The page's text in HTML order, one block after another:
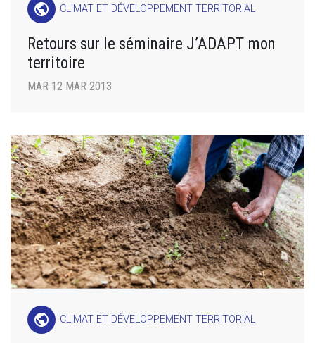
public CLIMAT ET DÉVELOPPEMENT TERRITORIAL
Retours sur le séminaire J’ADAPT mon
territoire
MAR 12 MAR 2013
public CLIMAT ET DÉVELOPPEMENT TERRITORIAL